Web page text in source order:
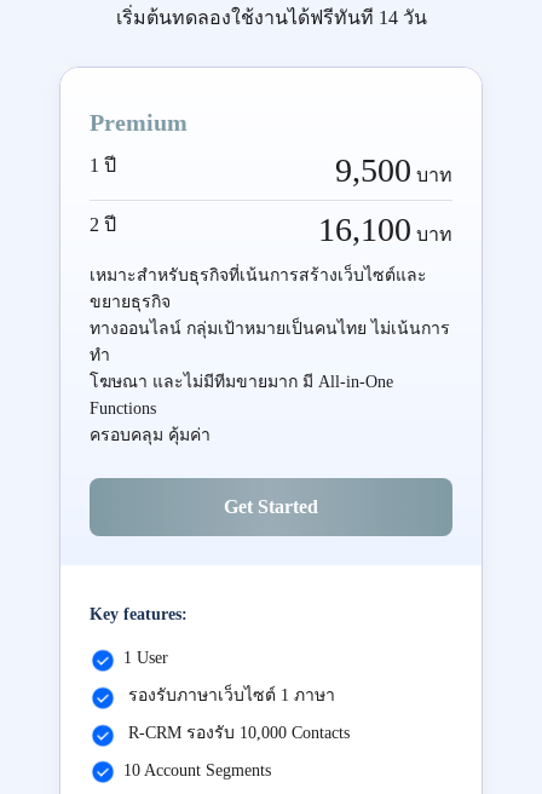
เริ่มต้นทดลองใช้งานได้ฟรีทันที 14 วัน
Premium
1 ปี 9,500 บาท
2 ปี 16,100 บาท
เหมาะสำหรับธุรกิจที่เน้นการสร้างเว็บไซต์และ
ขยายธุรกิจ
ทางออนไลน์ กลุ่มเป้าหมายเป็นคนไทย ไม่เน้นการ
ทำ
โฆษณา และไม่มีทีมขายมาก มี All-in-One
Functions
ครอบคลุม คุ้มค่า
Get Started
Key features:
1 User
รองรับภาษาเว็บไซต์ 1 ภาษา
R-CRM รองรับ 10,000 Contacts
10 Account Segments